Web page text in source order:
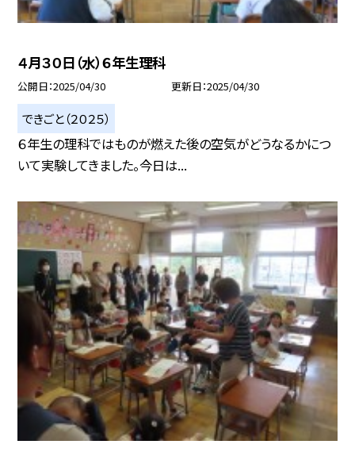
４月３０日（水）６年生理科
公開日 2025/04/30 更新日 2025/04/30
できごと（２０２５）
６年生の理科ではものが燃えた後の空気がどうなるかにつ
いて実験してきました。今日は...